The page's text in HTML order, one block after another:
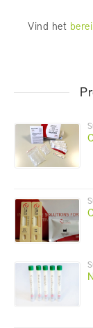
Vind het